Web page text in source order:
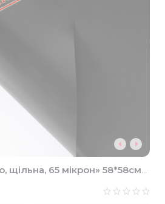
щільна, 65 мікрон» 58*58см